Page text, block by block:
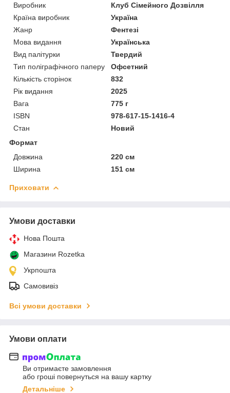
Виробник
Клуб Сімейного Дозвілля
Країна виробник
Україна
Жанр
Фентезі
Мова видання
Українська
Вид палітурки
Твердий
Тип поліграфічного паперу
Офсетний
Кількість сторінок
832
Рік видання
2025
Вага
775 г
ISBN
978-617-15-1416-4
Стан
Новий
Формат
Довжина
220 см
Ширина
151 см
Приховати
Умови доставки
Нова Пошта
Магазини Rozetka
Укрпошта
Самовивіз
Всі умови доставки
Умови оплати
Ви отримаєте замовлення
або гроші повернуться на вашу картку
Детальніше